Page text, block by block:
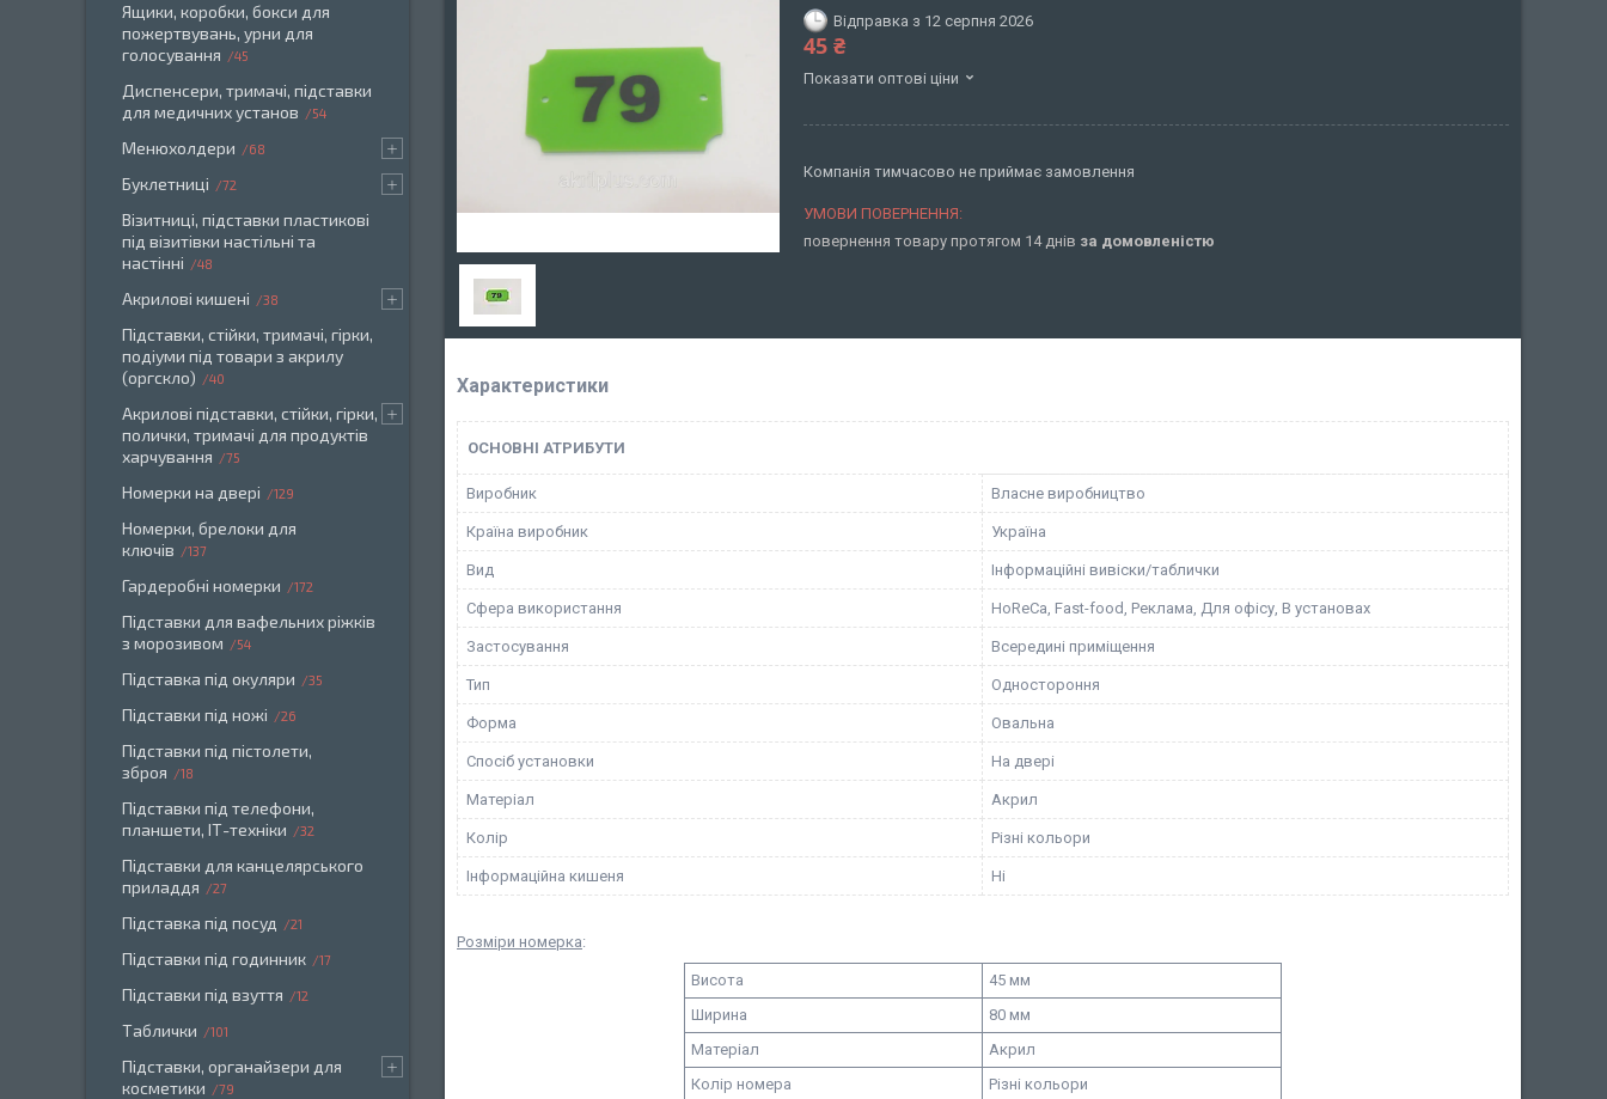
Відправка з 12 серпня 2026
45 ₴
Показати оптові ціни
Компанія тимчасово не приймає замовлення
повернення товару протягом 14 днів за домовленістю
Характеристики
ОСНОВНІ АТРИБУТИ
Виробник Власне виробництво
Країна виробник Україна
Вид Інформаційні вивіски/таблички
Сфера використання HoReCa, Fast-food, Реклама, Для офісу, В установах
Застосування Всередині приміщення
Тип Одностороння
Форма Овальна
Спосіб установки На двері
Матеріал Акрил
Колір Різні кольори
Інформаційна кишеня Ні
Розміри номерка:
Висота
45 мм
Ширина
80 мм
Матеріал
Акрил
Колір номера
Різні кольори
Ящики, коробки, бокси для
пожертвувань, урни для
голосування
45
Диспенсери, тримачі, підставки
для медичних установ
54
Менюхолдери 68
Буклетниці 72
Візитниці, підставки пластикові
під візитівки настільні та
настінні
48
Акрилові кишені 38
Підставки, стійки, тримачі, гірки,
подіуми під товари з акрилу
(оргскло)
40
Акрилові підставки, стійки, гірки,
полички, тримачі для продуктів
харчування
75
Номерки на двері 129
Номерки, брелоки для
ключів
137
Гардеробні номерки 172
Підставки для вафельних ріжків
з морозивом
54
Підставка під окуляри 35
Підставки під ножі 26
Підставки під пістолети,
зброя
18
Підставки під телефони,
планшети, ІТ-техніки
32
Підставки для канцелярського
приладдя
27
Підставка під посуд 21
Підставки під годинник 17
Підставки під взуття 12
Таблички 101
Підставки, органайзери для
косметики
79